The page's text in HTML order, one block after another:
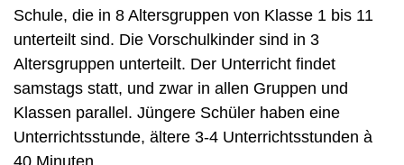
Schule, die in 8 Altersgruppen von Klasse 1 bis 11
unterteilt sind. Die Vorschulkinder sind in 3
Altersgruppen unterteilt. Der Unterricht findet
samstags statt, und zwar in allen Gruppen und
Klassen parallel. Jüngere Schüler haben eine
Unterrichtsstunde, ältere 3-4 Unterrichtsstunden à
40 Minuten.